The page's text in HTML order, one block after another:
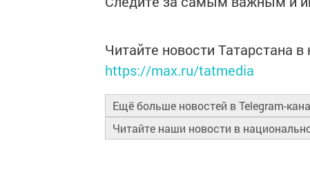
Читайте новости Татарстана
https://max.ru/tatmedia
Ещё больше новостей в Telegram-
Читайте наши новости в